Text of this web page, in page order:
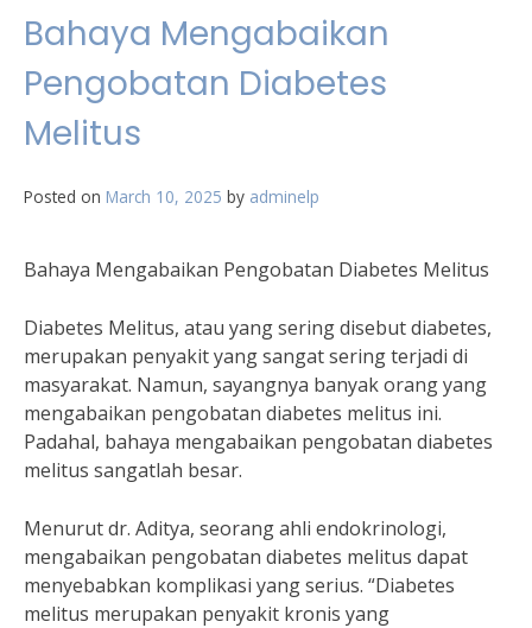
Bahaya Mengabaikan
Pengobatan Diabetes
Melitus
Posted on March 10, 2025 by adminelp
Bahaya Mengabaikan Pengobatan Diabetes Melitus
Diabetes Melitus, atau yang sering disebut diabetes,
merupakan penyakit yang sangat sering terjadi di
masyarakat. Namun, sayangnya banyak orang yang
mengabaikan pengobatan diabetes melitus ini.
Padahal, bahaya mengabaikan pengobatan diabetes
melitus sangatlah besar.
Menurut dr. Aditya, seorang ahli endokrinologi,
mengabaikan pengobatan diabetes melitus dapat
menyebabkan komplikasi yang serius. “Diabetes
melitus merupakan penyakit kronis yang